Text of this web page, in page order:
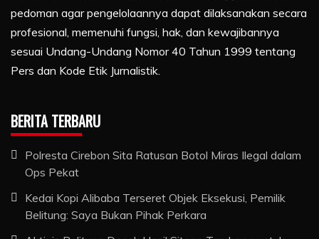
pedoman agar pengelolaannya dapat dilaksanakan secara
profesional, memenuhi fungsi, hak, dan kewajibannya
sesuai Undang-Undang Nomor 40 Tahun 1999 tentang
Pers dan Kode Etik Jurnalistik.
BERITA TERBARU
Polresta Cirebon Sita Ratusan Botol Miras Ilegal dalam
Ops Pekat
Kedai Kopi Alibaba Terseret Objek Eksekusi, Pemilik
Belitung: Saya Bukan Pihak Perkara